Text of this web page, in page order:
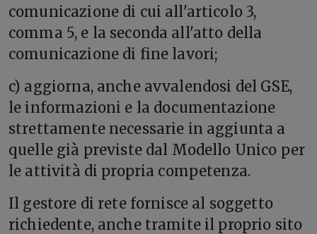
comunicazione di cui all'articolo 3,
comma 5, e la seconda all'atto della
comunicazione di fine lavori;
c) aggiorna, anche avvalendosi del GSE,
le informazioni e la documentazione
strettamente necessarie in aggiunta a
quelle già previste dal Modello Unico per
le attività di propria competenza.
Il gestore di rete fornisce al soggetto
richiedente, anche tramite il proprio sito